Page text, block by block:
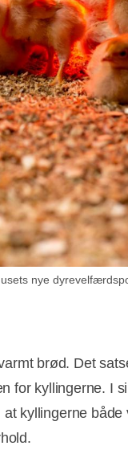
nye
brød. Det
for kyllingerne. I
kyllingerne både